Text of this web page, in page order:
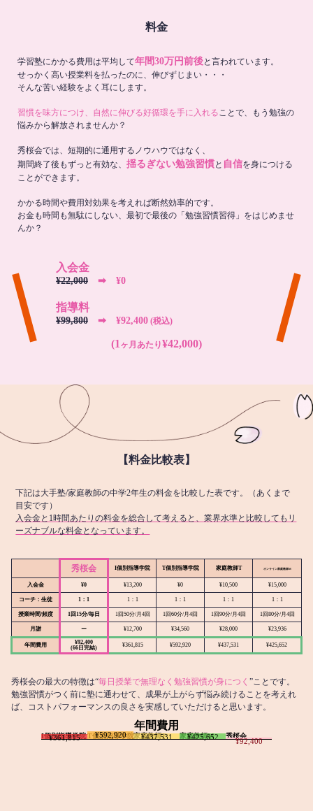
料金
学習塾にかかる費用は平均して年間30万円前後と言われています。
せっかく高い授業料を払ったのに、伸びずじまい・・・
そんな苦い経験をよく耳にします。
習慣を味方につけ、自然に伸びる好循環を手に入れる ことで、もう勉強の
悩みから解放されませんか？
秀桜会では、短期的に通用するノウハウではなく、
期間終了後もずっと有効な、 揺るぎない勉強習慣と 自信を身につける
ことができます。
かかる時間や費用対効果を考えれば断然効率的です。
お金も時間も無駄にしない、最初で最後の「勉強習慣習得」をはじめませ
んか？
入会金
¥22,000 ➡︎ ¥0
指導料
¥99,800 ➡︎ ¥92,400 (税込)
(1 ヶ月あたり¥42,000)
【料金比較表】
下記は大手塾/家庭教師の中学2年生の料金を比較した表です。（あくまで
目安です）
入会金と1時間あたりの料金を総合して考えると、業界水準と比較してもリ
ーズナブルな料金となっています。
秀桜会 I個別指導学院 T個別指導学院 家庭教師T オンライン家庭教師M
入会金 ¥0 ¥13,200 ¥0 ¥10,500 ¥15,000
コーチ：生徒 1：1 1：1 1：1 1：1 1：1
授業時間/頻度 1回15分/毎日 1回50分/月4回 1回60分/月4回 1回90分/月4回 1回80分/月4回
月謝 ー ¥12,700 ¥34,560 ¥28,000 ¥23,936
年間費用
¥92,400
(66日完結)
¥361,815 ¥592,920 ¥437,531 ¥425,652
秀桜会の最大の特徴は“毎日授業で無理なく勉強習慣が身につく ”ことです。
勉強習慣がつく前に塾に通わせて、成果が上がらず悩み続けることを考えれ
ば、コストパフォーマンスの良さを実感していただけると思います。
年間費用
I個別指導学院
¥361,815 T個別指導学院
¥592,920 家庭教師T
¥437,531 家庭教師M
¥425,652 秀桜会
¥92,400